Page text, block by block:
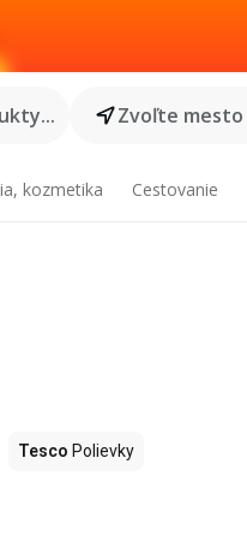
Zvoľte mesto
kozmetika Cestovanie
Tesco Polievky